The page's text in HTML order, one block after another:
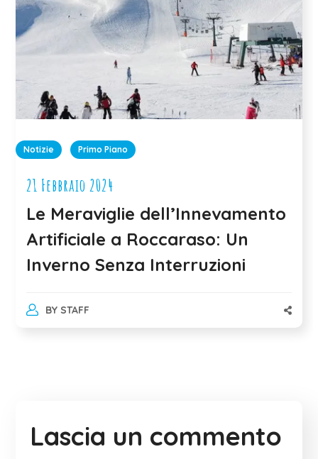
Notizie Primo Piano
21 Febbraio 2024
Le Meraviglie dell’Innevamento
Artificiale a Roccaraso: Un
Inverno Senza Interruzioni
BY STAFF
Lascia un commento